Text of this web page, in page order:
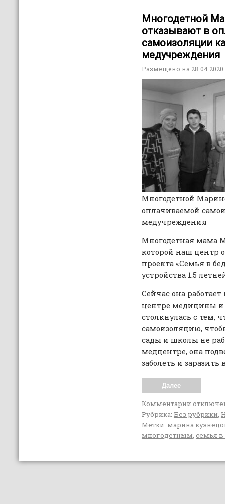
Многодетной
отказывают в
самоизоляции
медучреждения
Размещено на 28.04.2020
Многодетной
оплачиваемой
медучреждения
Многодетная мама
которой наш центр
проекта «Семья в
устройства 1.5
Сейчас она
центре медицины и
столкнулась с тем,
самоизоляцию,
сады и школы не
медцентре, она
заболеть и
Далее
Комментарии
Рубрика: Без рубрики,
Метки: марина
многодетным, семья в